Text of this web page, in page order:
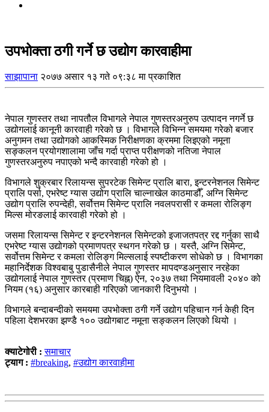
उपभोक्ता ठगी गर्ने छ उद्योग कारवाहीमा
साझापाना २०७७ असार १३ गते ०९:३८ मा प्रकाशित
नेपाल गुणस्तर तथा नापतौल विभागले नेपाल गुणस्तरअनुरुप उत्पादन नगर्ने छ
उद्योगलाई कानूनी कारवाही गरेको छ । विभागले विभिन्न समयमा गरेको बजार
अनुगमन तथा उद्योगको आकस्मिक निरीक्षणका क्रममा लिइएको नमूना
सङ्कलन प्रयोगशालामा जाँच गर्दा प्राप्त परीक्षणको नतिजा नेपाल
गुणस्तरअनुरुप नपाएको भन्दै कारवाही गरेको हो ।
विभागले शुक्रबार रिलायन्स सुपरटेक सिमेन्ट प्रालि बारा, इन्टरनेशनल सिमेन्ट
प्रालि पर्सा, एभरेष्ट ग्यास उद्योग प्रालि चाल्नाखेल काठमाडौँ, अग्नि सिमेन्ट
उद्योग प्रालि रुपन्देही, सर्वोत्तम सिमेन्ट प्रालि नवलपरासी र कमला रोलिङ्ग
मिल्स मोरङलाई कारवाही गरेको हो ।
जसमा रिलायन्स सिमेन्ट र इन्टरनेशनल सिमेन्टको इजाजतपत्र रद्द गर्नुका साथै
एभरेष्ट ग्यास उद्योगको प्रमाणपत्र स्थगन गरेको छ । यस्तै, अग्नि सिमेन्ट,
सर्वोत्तम सिमेन्ट र कमला रोलिङ्ग मिल्सलाई स्पष्टीकरण सोधेको छ । विभागका
महानिर्देशक विश्वबाबु पुडासैनीले नेपाल गुणस्तर मापदण्डअनुसार नरहेका
उद्योगलाई नेपाल गुणस्तर (प्रमाण चिह्न) ऐन, २०३७ तथा नियमावली २०४० को
नियम (१६) अनुसार कारबाही गरिएको जानकारी दिनुभयो ।
विभागले बन्दाबन्दीको समयमा उपभोक्ता ठगी गर्ने उद्योग पहिचान गर्न केही दिन
पहिला देशभरका झण्डै १०० उद्योगबाट नमूना सङ्कलन लिएको थियो ।
क्याटेगोरी :समाचार
ट्याग : #breaking, #उद्योग कारवाहीमा